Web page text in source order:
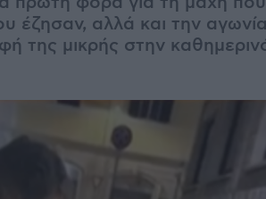
έζησαν, αλλά και την
της μικρής στην